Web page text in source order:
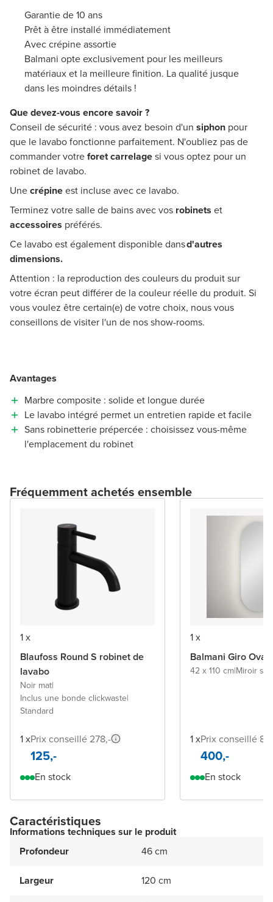
Garantie de 10 ans
Prêt à être installé immédiatement
Avec crépine assortie
Balmani opte exclusivement pour les meilleurs
matériaux et la meilleure finition. La qualité jusque
dans les moindres détails !
Que devez-vous encore savoir ?
Conseil de sécurité : vous avez besoin d'un siphon pour
que le lavabo fonctionne parfaitement. N'oubliez pas de
commander votreforet carrelagesi vous optez pour un
robinet de lavabo.
Unecrépineest incluse avec ce lavabo.
Terminez votre salle de bains avec vos robinets et
accessoires préférés.
Ce lavabo est également disponible dansd'autres
dimensions.
Attention : la reproduction des couleurs du produit sur
votre écran peut différer de la couleur réelle du produit. Si
vous voulez être certain(e) de votre choix, nous vous
conseillons de visiter l'un de nos show-rooms.
Avantages
Marbre composite : solide et longue durée
Le lavabo intégré permet un entretien rapide et facile
Sans robinetterie prépercée : choisissez vous-même
l'emplacement du robinet
Fréquemment achetés ensemble
1 x
Blaufoss Round S robinet de
lavabo
Noir mat|
Inclus une bonde clickwaste|
Standard
1 xPrix conseillé 278,-
125,-
En stock
1 x
Balmani Giro Oval
42 x 110 cm|Miroir
1 xPrix conseillé
400,-
En stock
Caractéristiques
Informations techniques sur le produit
Profondeur
46 cm
Largeur 120 cm